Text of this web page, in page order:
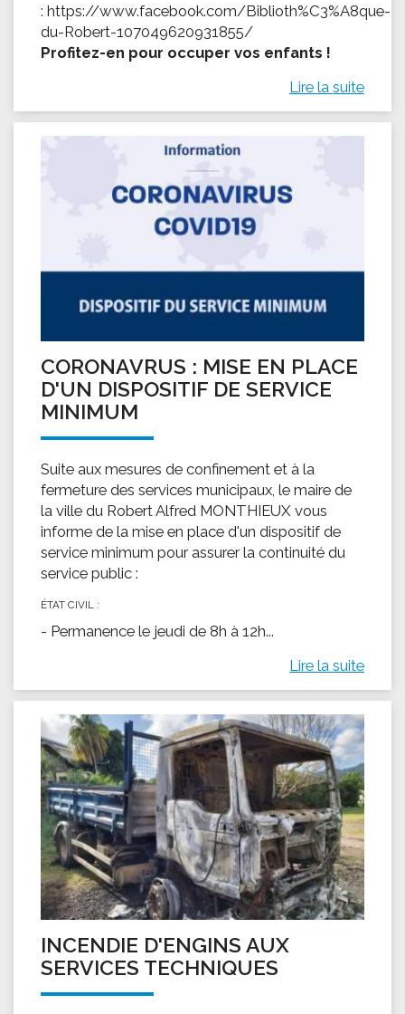
: https://www.facebook.com/Biblioth%C3%A8que-
du-Robert-107049620931855/
Profitez-en pour occuper vos enfants !
Lire la suite
CORONAVRUS : MISE EN PLACE
D'UN DISPOSITIF DE SERVICE
MINIMUM
Suite aux mesures de confinement et à la
fermeture des services municipaux, le maire de
la ville du Robert Alfred MONTHIEUX vous
informe de la mise en place d'un dispositif de
service minimum pour assurer la continuité du
service public :
ÉTAT CIVIL :
- Permanence le jeudi de 8h à 12h...
Lire la suite
INCENDIE D'ENGINS AUX
SERVICES TECHNIQUES